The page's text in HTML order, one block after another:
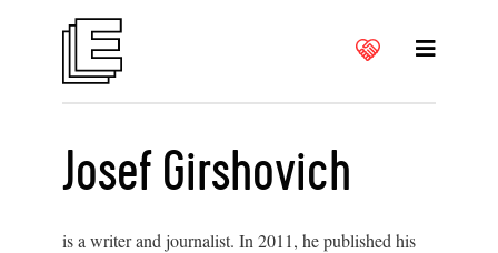
Josef Girshovich
is a writer and journalist. In 2011, he published his